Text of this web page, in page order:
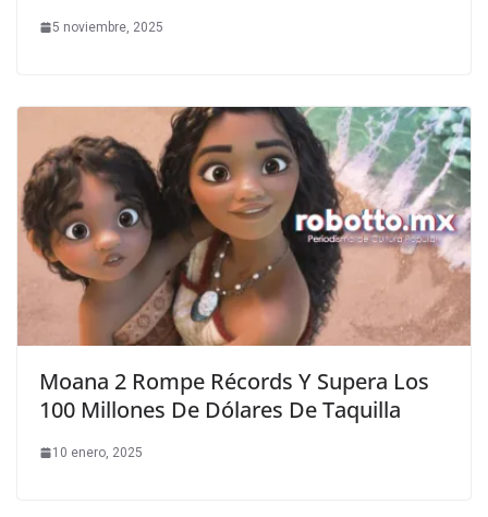
5 noviembre, 2025
Moana 2 Rompe Récords Y Supera Los
100 Millones De Dólares De Taquilla
10 enero, 2025